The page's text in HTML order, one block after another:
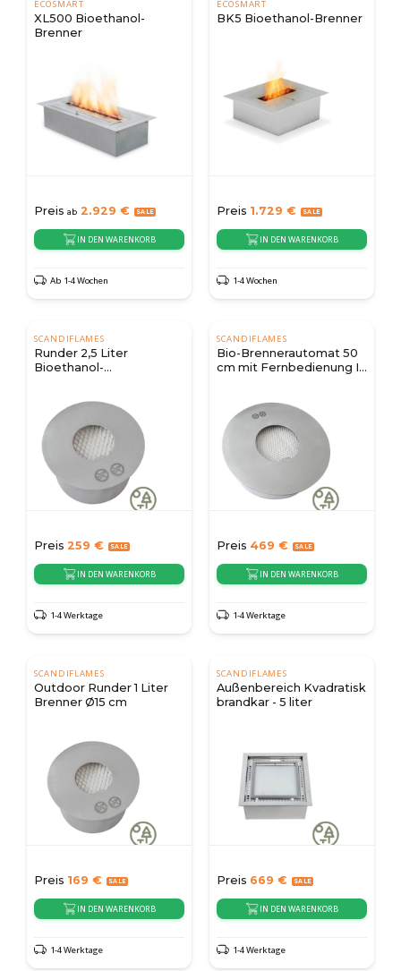
ECOSMART
XL500 Bioethanol-
Brenner
Preis ab 2.929 €
IN DEN WARENKORB
Ab 1-4 Wochen
ECOSMART
BK5 Bioethanol-Brenner
Preis 1.729 €
IN DEN WARENKORB
1-4 Wochen
SCANDIFLAMES
Runder 2,5 Liter
Bioethanol-
Preis 259 €
IN DEN WARENKORB
1-4 Werktage
SCANDIFLAMES
Bio-Brennerautomat 50
cm mit Fernbedienung I
Preis 469 €
IN DEN WARENKORB
1-4 Werktage
SCANDIFLAMES
Outdoor Runder 1 Liter
Brenner Ø15 cm
Preis 169 €
IN DEN WARENKORB
1-4 Werktage
SCANDIFLAMES
Außenbereich Kvadratisk
brandkar - 5 liter
Preis 669 €
IN DEN WARENKORB
1-4 Werktage